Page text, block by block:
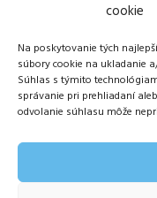
cookie
Na poskytovanie tých
súbory cookie na ukladanie
Súhlas s týmito
správanie pri prehliadaní
odvolanie súhlasu môže
Dušan
ŠM Stráže
058 01
Tel.: +421